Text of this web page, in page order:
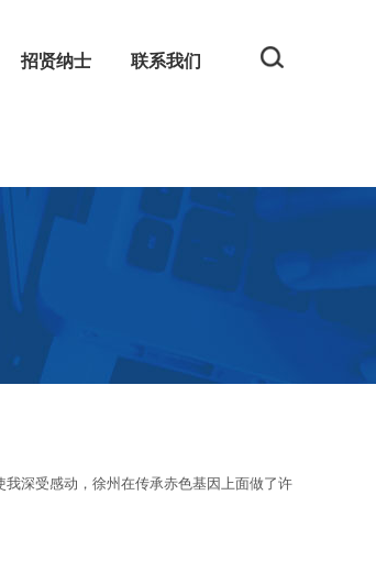
招贤纳士 联系我们
深受感动，徐州在传承赤色基因上面做了许